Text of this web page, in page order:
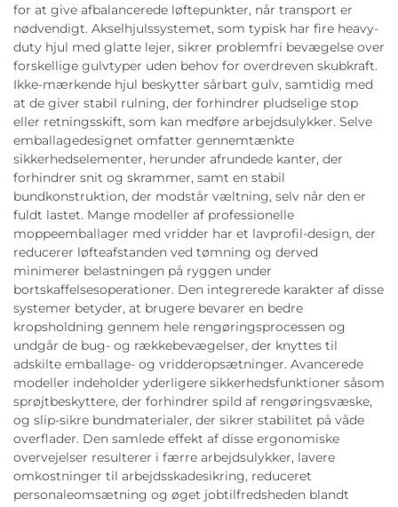
for at give afbalancerede løftepunkter, når transport er
nødvendigt. Akselhjulssystemet, som typisk har fire heavy-
duty hjul med glatte lejer, sikrer problemfri bevægelse over
forskellige gulvtyper uden behov for overdreven skubkraft.
Ikke-mærkende hjul beskytter sårbart gulv, samtidig med
at de giver stabil rulning, der forhindrer pludselige stop
eller retningsskift, som kan medføre arbejdsulykker. Selve
emballagedesignet omfatter gennemtænkte
sikkerhedselementer, herunder afrundede kanter, der
forhindrer snit og skrammer, samt en stabil
bundkonstruktion, der modstår væltning, selv når den er
fuldt lastet. Mange modeller af professionelle
moppeemballager med vridder har et lavprofil-design, der
reducerer løfteafstanden ved tømning og derved
minimerer belastningen på ryggen under
bortskaffelsesoperationer. Den integrerede karakter af disse
systemer betyder, at brugere bevarer en bedre
kropsholdning gennem hele rengøringsprocessen og
undgår de bug- og rækkebevægelser, der knyttes til
adskilte emballage- og vridderopsætninger. Avancerede
modeller indeholder yderligere sikkerhedsfunktioner såsom
sprøjtbeskyttere, der forhindrer spild af rengøringsvæske,
og slip-sikre bundmaterialer, der sikrer stabilitet på våde
overflader. Den samlede effekt af disse ergonomiske
overvejelser resulterer i færre arbejdsulykker, lavere
omkostninger til arbejdsskadesikring, reduceret
personaleomsætning og øget jobtilfredsheden blandt